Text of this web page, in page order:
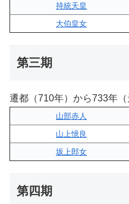
持統天皇
大伯皇女
第三期
遷都（710年）から733年（
山部赤人
山上憶良
坂上郎女
第四期